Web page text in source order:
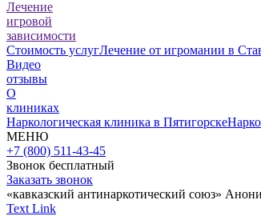
Лечение
игровой
зависимости
Стоимость услугЛечение от игромании в
Видео
отзывы
О
клиниках
Наркологическая клиника в Пятигорске
МЕНЮ
+7 (800) 511-43-45
Звонок бесплатный
Заказать звонок
«кавказский антинаркотический союз»
Text Link